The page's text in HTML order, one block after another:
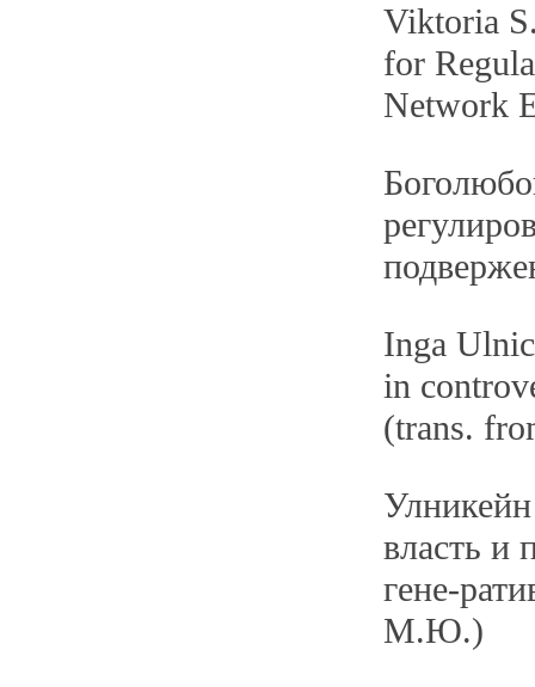
Viktoria
for
Network
Inga
in
(trans.
власть и
гене-
М.Ю.)